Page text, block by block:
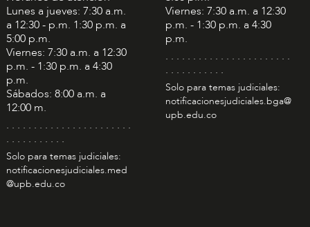
Lunes a jueves: 7:30 a.m.
a 12:30 - p.m. 1:30 p.m. a
5:00 p.m.
Viernes: 7:30 a.m. a 12:30
p.m. - 1:30 p.m. a 4:30
p.m.
Sábados: 8:00 a.m. a
12:00 m.
. . . . . . . . . . . . . . . . . . . . . . .
. . . . . . . . . . .
Solo para temas judiciales:
notificacionesjudiciales.med
@upb.edu.co
Viernes: 7:30 a.m. a 12:30
p.m. - 1:30 p.m. a 4:30
p.m.
. . . . . . . . . . . . . . . . . . . . . . .
. . . . . . . . . . .
Solo para temas judiciales:
notificacionesjudiciales.bga@
upb.edu.co